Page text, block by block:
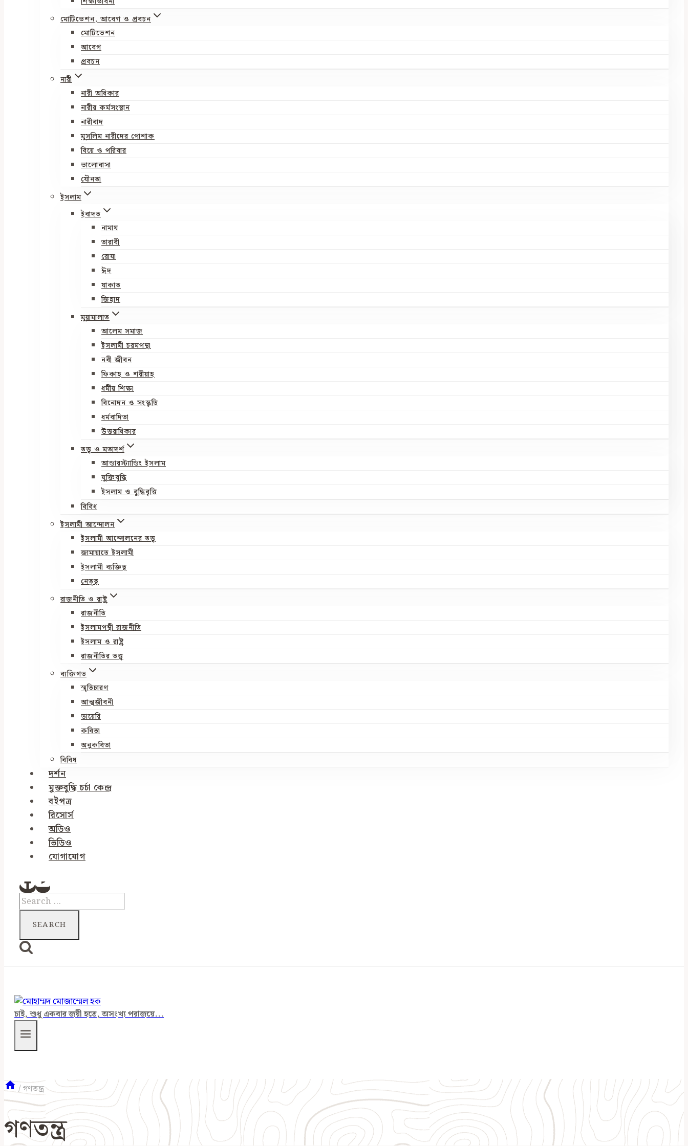
মোটিভেশন, আবেগ ও প্রবচন
মোটিভেশন
আবেগ
প্রবচন
নারী
নারী অধিকার
নারীর কর্মসংস্থান
নারীবাদ
মুসলিম নারীদের পোশাক
বিয়ে ও পরিবার
ভালোবাসা
যৌনতা
ইসলাম
ইবাদত
নামায
তারাবী
রোযা
ঈদ
যাকাত
জিহাদ
মুয়ামালাত
আলেম সমাজ
ইসলামী চরমপন্থা
নবী জীবন
ফিকাহ ও শরীয়াহ
ধর্মীয় শিক্ষা
বিনোদন ও সংস্কৃতি
ধর্মবাদিতা
উত্তরাধিকার
তত্ত্ব ও মতাদর্শ
আন্ডারস্ট্যান্ডিং ইসলাম
যুক্তিবুদ্ধি
ইসলাম ও বুদ্ধিবৃত্তি
বিবিধ
ইসলামী আন্দোলন
ইসলামী আন্দোলনের তত্ত্ব
জামায়াতে ইসলামী
ইসলামী ব্যক্তিত্ব
নেতৃত্ব
রাজনীতি ও রাষ্ট্র
রাজনীতি
ইসলামপন্থী রাজনীতি
ইসলাম ও রাষ্ট্র
রাজনীতির তত্ত্ব
ব্যক্তিগত
স্মৃতিচারণ
আত্মজীবনী
ডায়েরি
কবিতা
অনুকবিতা
বিবিধ
দর্শন
মুক্তবুদ্ধি চর্চা কেন্দ্র
বইপত্র
রিসোর্স
অডিও
ভিডিও
যোগাযোগ
Search
for:
চাই, শুধু একবার জয়ী হতে, অসংখ্য পরাজয়ে...
/গণতন্ত্র
গণতন্ত্র